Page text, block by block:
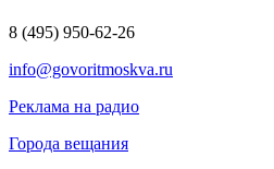
8 (495) 950-62-26
info@govoritmoskva.ru
Реклама на радио
Города вещания